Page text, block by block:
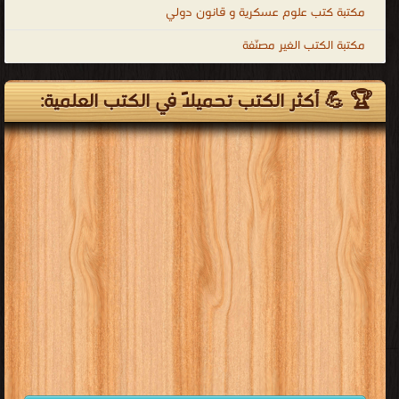
فى العلوم السياسية
قراءة و تحميل كتب في كتب رسائل ماجستير و دكتوراه فى العلوم السياسية
مجانا
[ 2 كتاب/كتب ]
كتب علم البيئة